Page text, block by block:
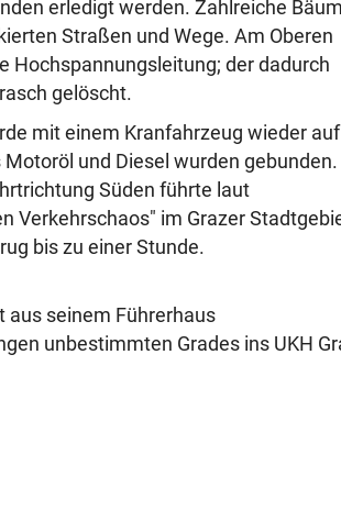
erledigt werden. Zahlreiche
Straßen und Wege. Am Oberen
Hochspannungsleitung; der dadurch
gelöscht.
mit einem Kranfahrzeug wieder auf
und Diesel wurden gebunden.
Süden führte laut
Verkehrschaos" im Grazer
bis zu einer Stunde.
aus seinem Führerhaus
unbestimmten Grades ins UKH